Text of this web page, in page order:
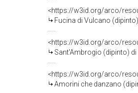
<https://w3id.org/arco/
Fucina di Vulcano
<https://w3id.org/arco/
Sant'Ambrogio (dipinto)
<https://w3id.org/arco/
Amorini che danzano